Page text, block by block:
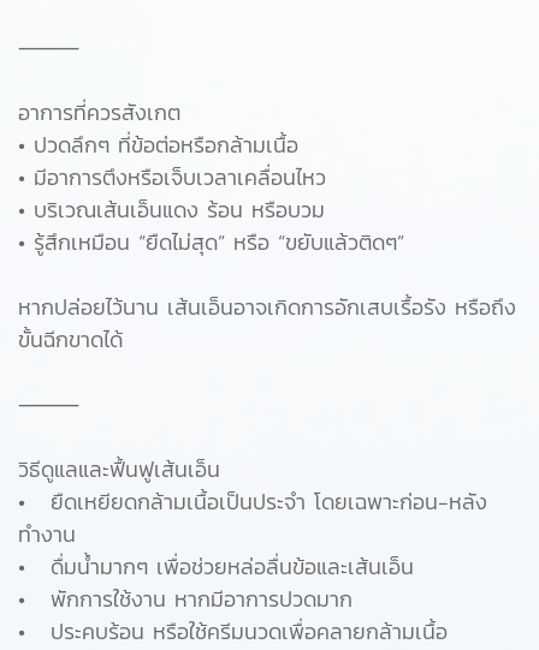
⸻
อาการที่ควรสังเกต
• ปวดลึกๆ ที่ข้อต่อหรือกล้ามเนื้อ
• มีอาการตึงหรือเจ็บเวลาเคลื่อนไหว
• บริเวณเส้นเอ็นแดง ร้อน หรือบวม
• รู้สึกเหมือน “ยืดไม่สุด” หรือ “ขยับแล้วติดๆ”
หากปล่อยไว้นาน เส้นเอ็นอาจเกิดการอักเสบเรื้อรัง หรือถึง
ขั้นฉีกขาดได้
⸻
วิธีดูแลและฟื้นฟูเส้นเอ็น
• ยืดเหยียดกล้ามเนื้อเป็นประจำ โดยเฉพาะก่อน-หลัง
ทำงาน
• ดื่มน้ำมากๆ เพื่อช่วยหล่อลื่นข้อและเส้นเอ็น
• พักการใช้งาน หากมีอาการปวดมาก
• ประคบร้อน หรือใช้ครีมนวดเพื่อคลายกล้ามเนื้อ